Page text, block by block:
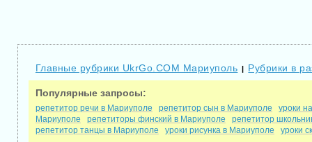
Главные рубрики UkrGo.COM Мариуполь | Рубрики в
Популярные запросы:
репетитор речи в Мариуполе репетитор сын в Мариуполе
уроки
Мариуполе
репетиторы финский в Мариуполе
репетитор
репетитор танцы в Мариуполе
уроки рисунка в Мариуполе уроки